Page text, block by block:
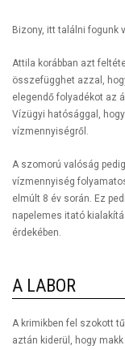
Bizony, itt találni fogunk
Attila korábban azt
összefügghet azzal,
elegendő folyadékot az
Vízügyi hatósággal,
vízmennyiségről.
A szomorú valóság
vízmennyiség
elmúlt 8 év során. Ez
napelemes itató
érdekében.
A LABOR
A krimikben fel szokott
aztán kiderül, hogy